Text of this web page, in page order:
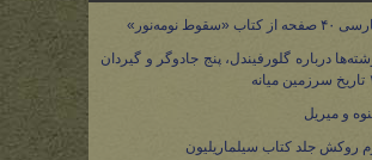
«سقوط نومه‌نور»
درباره گلورفیندل، پنج جادوگر و گیردان
و میریل
روکش جلد کتاب سیلماریلیون